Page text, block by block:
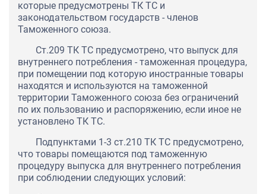
которые предусмотрены ТК ТС и
законодательством государств - членов
Таможенного союза.
Ст.209 ТК ТС предусмотрено, что выпуск для
внутреннего потребления - таможенная процедура,
при помещении под которую иностранные товары
находятся и используются на таможенной
территории Таможенного союза без ограничений
по их пользованию и распоряжению, если иное не
установлено ТК ТС.
Подпунктами 1-3 ст.210 ТК ТС предусмотрено,
что товары помещаются под таможенную
процедуру выпуска для внутреннего потребления
при соблюдении следующих условий: